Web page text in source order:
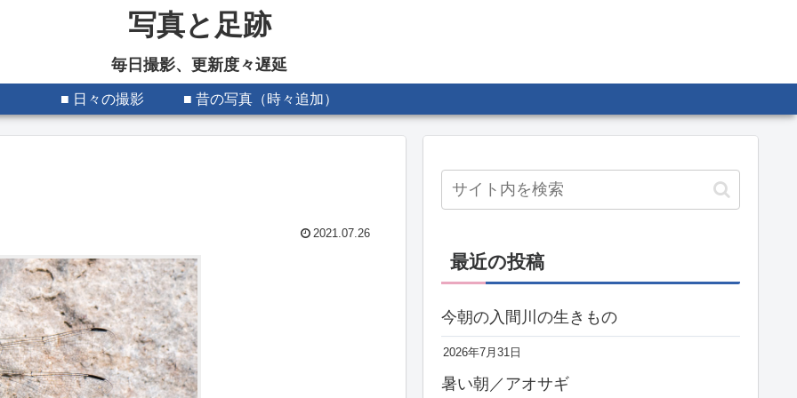
写真と足跡
毎日撮影、更新度々遅延
■ 日々の撮影 ■ 昔の写真（時々追加）
2021.07.26
最近の投稿
今朝の入間川の生きもの
2026年7月31日
暑い朝／アオサギ